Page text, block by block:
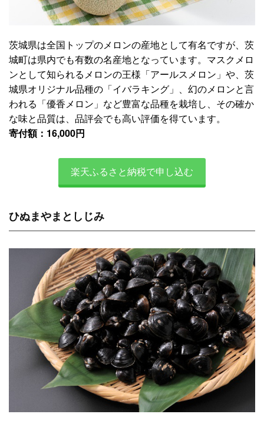
茨城県は全国トップのメロンの産地として有名ですが、茨
城町は県内でも有数の名産地となっています。マスクメロ
ンとして知られるメロンの王様「アールスメロン」や、茨
城県オリジナル品種の「イバラキング」、幻のメロンと言
われる「優香メロン」など豊富な品種を栽培し、その確か
な味と品質は、品評会でも高い評価を得ています。
寄付額：16,000円
楽天ふるさと納税で申し込む
ひぬまやまとしじみ